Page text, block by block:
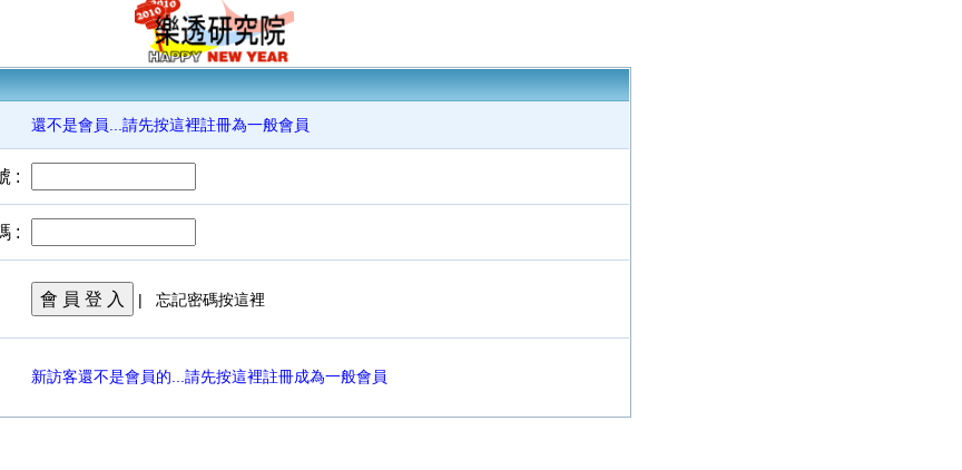
還不是會員...請先按這裡註冊為一般會員
:
:
會 員 登 入 | 忘記密碼按這裡
新訪客還不是會員的...請先按這裡註冊成為一般會員